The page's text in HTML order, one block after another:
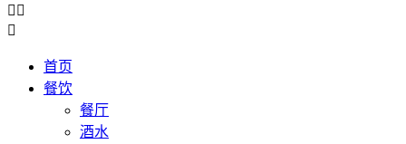
 

首页
餐饮
餐厅
酒水